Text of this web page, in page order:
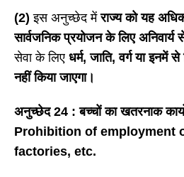
(2) इस अनुच्छेद मेंराज्य को यह
सार्वजनिक प्रयोजन के लिए अनिवार्य
सेवा के लिए धर्म, जाति, वर्ग या इनमें
नहीं किया जाएगा।
अनुच्छेद 24 : बच्चों का खतरनाक
Prohibition of employment
factories, etc.